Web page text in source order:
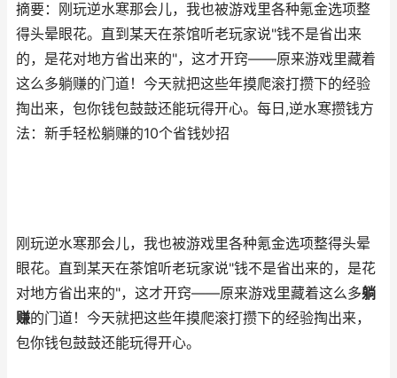
摘要：刚玩逆水寒那会儿，我也被游戏里各种氪金选项整
得头晕眼花。直到某天在茶馆听老玩家说"钱不是省出来
的，是花对地方省出来的"，这才开窍——原来游戏里藏着
这么多躺赚的门道！今天就把这些年摸爬滚打攒下的经验
掏出来，包你钱包鼓鼓还能玩得开心。每日,逆水寒攒钱方
法：新手轻松躺赚的10个省钱妙招
刚玩逆水寒那会儿，我也被游戏里各种氪金选项整得头晕
眼花。直到某天在茶馆听老玩家说"钱不是省出来的，是花
对地方省出来的"，这才开窍——原来游戏里藏着这么多躺
赚的门道！今天就把这些年摸爬滚打攒下的经验掏出来，
包你钱包鼓鼓还能玩得开心。